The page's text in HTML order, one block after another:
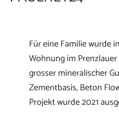
Für eine Familie wurde
Wohnung im
grosser mineralischer
Zementbasis, Beton
Projekt wurde 2021